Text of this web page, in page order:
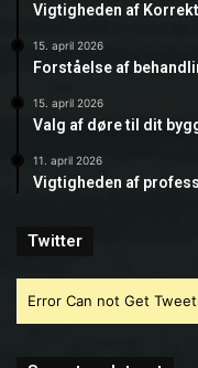
Vigtigheden af
15. april 2026
Forståelse af
15. april 2026
Valg af døre til dit
11. april 2026
Vigtigheden af
Twitter
Error Can not Get